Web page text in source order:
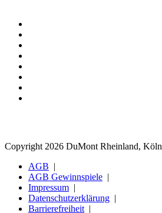
Copyright 2026 DuMont Rheinland, Köln
AGB
AGB Gewinnspiele
Impressum
Datenschutzerklärung
Barrierefreiheit